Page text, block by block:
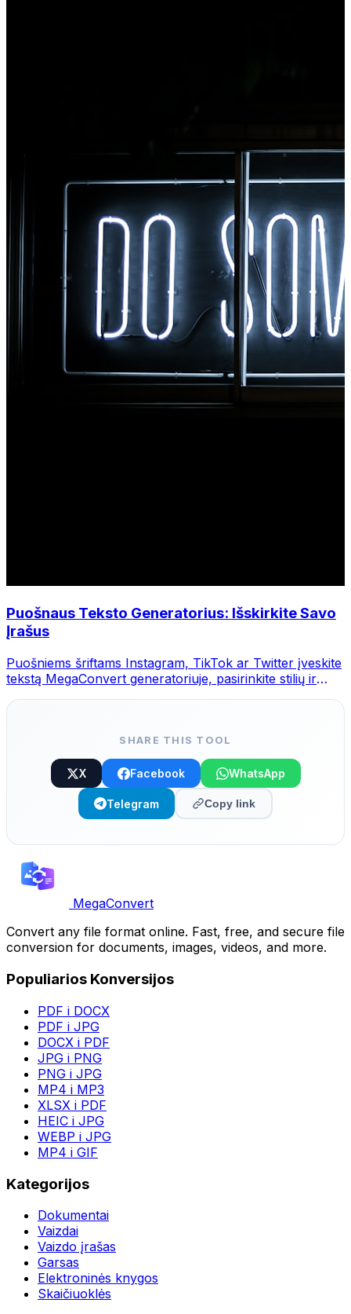
Puošnaus Teksto Generatorius: Išskirkite Savo
Įrašus
Puošniems šriftams Instagram, TikTok ar Twitter įveskite
tekstą MegaConvert generatoriuje, pasirinkite stilių ir
SHARE THIS TOOL
X Facebook WhatsApp
Telegram Copy link
MegaConvert
Convert any file format online. Fast, free, and secure file
conversion for documents, images, videos, and more.
Populiarios Konversijos
PDF i DOCX
PDF i JPG
DOCX i PDF
JPG i PNG
PNG i JPG
MP4 i MP3
XLSX i PDF
HEIC i JPG
WEBP i JPG
MP4 i GIF
Kategorijos
Dokumentai
Vaizdai
Vaizdo įrašas
Garsas
Elektroninės knygos
Skaičiuoklės